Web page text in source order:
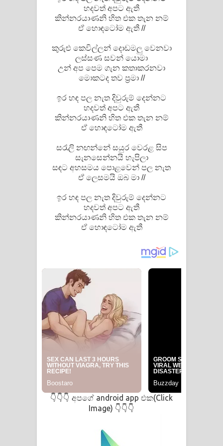
පෙළහදවත් අපට ඇතී
කින්නරයාණනි හිත එක තැන නම්
ඒ හොඳටෝම ඇතී //
කුරුළු කෙවිල්ලන් දොඩමලු වෙනවා
ලස්සණ සවන් යොමා
උන් අප පෙම ගැන කතාකරනවා
මොකටද තව ප්‍රමා //
ඉර හඳ පල නැත දිවුරුම් දෙන්නට
හදවත් අපට ඇතී
කින්නරයාණනි හිත එක තැන නම්
ඒ හොඳටෝම ඇතී
සරැලි නඟන්නේ සයුර වෙරළ සිප
සැනසෙන්නයි හැපිලා
සඳට අහසමය පොළවෙන් පල නැත
ඒ ලෙසමයි ඔබ මා //
ඉර හඳ පල නැත දිවුරුම් දෙන්නට
හදවත් අපට ඇතී
කින්නරයාණනි හිත එක තැන නම්
ඒ හොඳටෝම ඇතී
👇👇👇 අපගේ android app එක(Click
Image) 👇👇👇